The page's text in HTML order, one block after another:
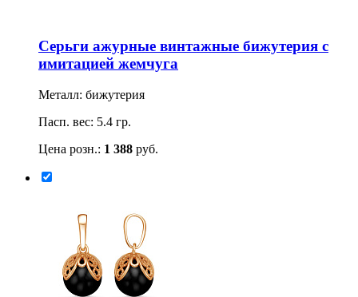
Серьги ажурные винтажные бижутерия с
имитацией жемчуга
Металл: бижутерия
Пасп. вес: 5.4 гр.
Цена розн.: 1 388 руб.